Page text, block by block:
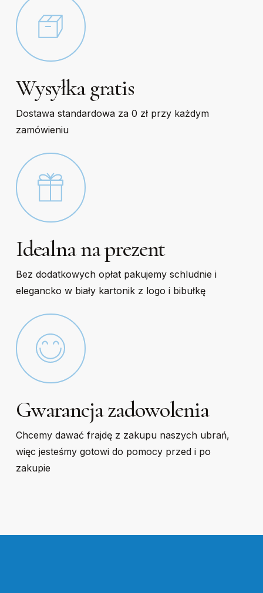
Wysyłka gratis
Dostawa standardowa za 0 zł przy każdym
zamówieniu
Idealna na prezent
Bez dodatkowych opłat pakujemy schludnie i
elegancko w biały kartonik z logo i bibułkę
Gwarancja zadowolenia
Chcemy dawać frajdę z zakupu naszych ubrań,
więc jesteśmy gotowi do pomocy przed i po
zakupie